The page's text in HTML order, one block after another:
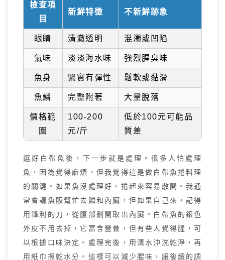
檢查項
目
新鮮特徵 不新鮮跡象
眼睛 清澈透明 混濁或凹陷
氣味 淡淡海水味 強烈腥臭味
魚身 緊實有彈性 鬆軟或黏滑
魚鱗 完整附著 大量脫落
價格範
圍
100-200
元/斤
低於100元可能品
質差
選好白帶魚後，下一步就是處理。很多人怕處理
魚，因為覺得麻煩，但我覺得這是做白帶魚捲料理
的關鍵。如果魚沒處理好，捲起來容易散開。我通
常會請魚販幫忙去鱗和內臟，但如果自己來，記得
用鋒利的刀，從腹部劃開取出內臟。白帶魚的銀色
外皮不用去掉，它富含營養，但有些人覺得腥，可
以根據口味決定。處理完後，用清水沖洗乾淨，再
用紙巾擦乾水分。這樣可以減少腥味，讓後續的調